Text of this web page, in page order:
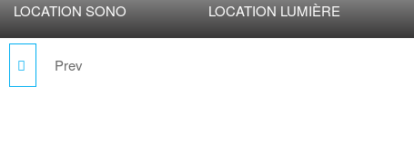
LOCATION SONO LOCATION LUMIÈRE
Prev